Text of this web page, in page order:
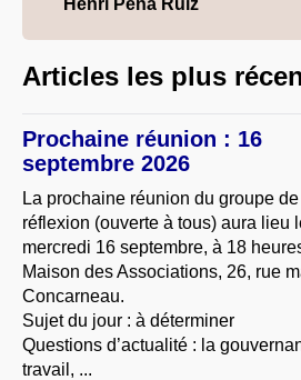
Articles les plus
Prochaine réunion : 16
septembre 2026
La prochaine réunion du groupe de
réflexion (ouverte à tous) aura lieu
mercredi 16 septembre, à 18
Maison des Associations, 26, rue
Concarneau.
Sujet du jour : à déterminer
Questions d’actualité : la
travail, ...